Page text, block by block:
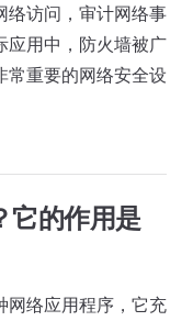
络访问，审计网络事
应用中，防火墙被广
常重要的网络安全设
它的作用是
网络应用程序，它充